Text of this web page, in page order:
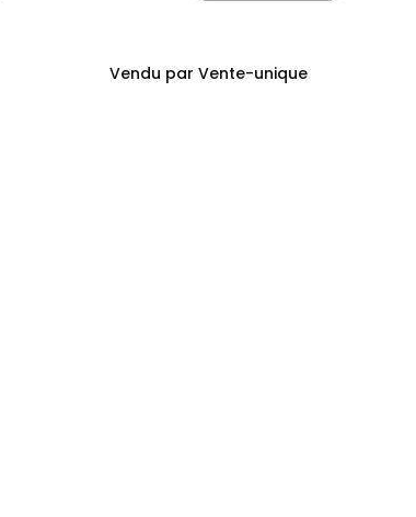
Vendu par Vente-unique